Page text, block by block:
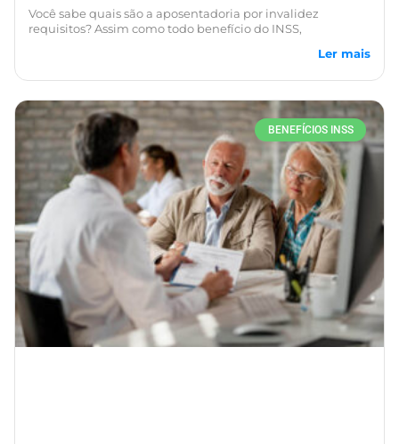
Você sabe quais são a aposentadoria por invalidez
requisitos? Assim como todo benefício do INSS,
Ler mais
BENEFÍCIOS INSS